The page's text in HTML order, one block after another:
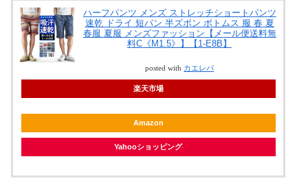
ハーフパンツ メンズ ストレッチショートパンツ
速乾 ドライ 短パン 半ズボン ボトムス 服 春 夏
春服 夏服 メンズファッション【メール便送料無
料C《M1.5》】【1-E8B】
posted with カエレバ
楽天市場
Amazon
Yahooショッピング